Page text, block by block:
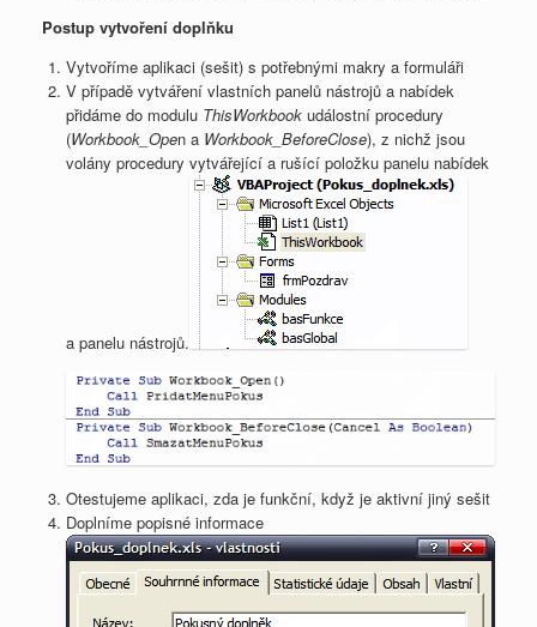
Postup vytvoření doplňku
Vytvoříme aplikaci (sešit) s potřebnými makry a formuláři
V případě vytváření vlastních panelů nástrojů a nabídek
přidáme do modulu ThisWorkbookudálostní procedury
(Workbook_Open a Workbook_BeforeClose), z nichž jsou
volány procedury vytvářející a rušící položku panelu nabídek
a panelu nástrojů.
Otestujeme aplikaci, zda je funkční, když je aktivní jiný sešit
Doplníme popisné informace